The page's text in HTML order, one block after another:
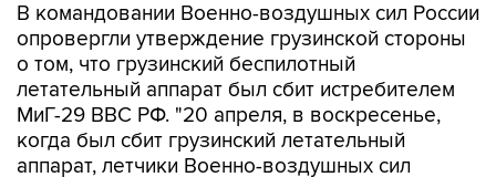
В командовании Военно-воздушных сил России
опровергли утверждение грузинской стороны
о том, что грузинский беспилотный
летательный аппарат был сбит истребителем
МиГ-29 ВВС РФ. "20 апреля, в воскресенье,
когда был сбит грузинский летательный
аппарат, летчики Военно-воздушных сил